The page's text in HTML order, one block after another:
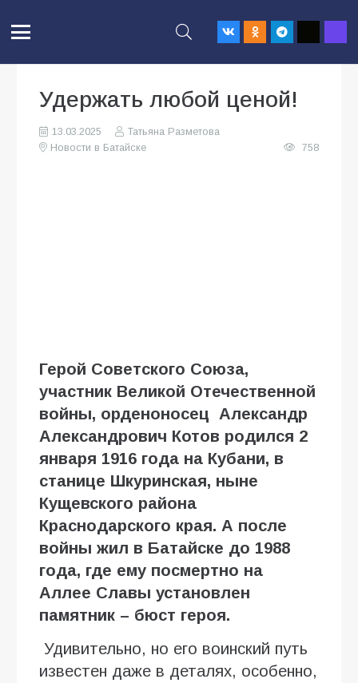
Удержать любой ценой!
13.03.2025
Татьяна Разметова
Новости в Батайске
758
Герой Советского Союза,
участник Великой Отечественной
войны, орденоносец Александр
Александрович Котов родился 2
января 1916 года на Кубани, в
станице Шкуринская, ныне
Кущевского района
Краснодарского края. А после
войны жил в Батайске до 1988
года, где ему посмертно на
Аллее Славы установлен
памятник – бюст героя.
Удивительно, но его воинский путь
известен даже в деталях, особенно,